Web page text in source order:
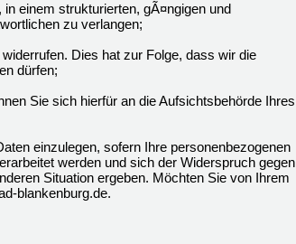
einem strukturierten, gÃ¤ngigen und
zu verlangen;
Dies hat zur Folge, dass wir die
dürfen;
Sie sich hierfür an die Aufsichtsbehörde Ihres
einzulegen, sofern Ihre personenbezogenen
werden und sich der Widerspruch gegen
Situation ergeben. Möchten Sie von Ihrem
blankenburg.de.